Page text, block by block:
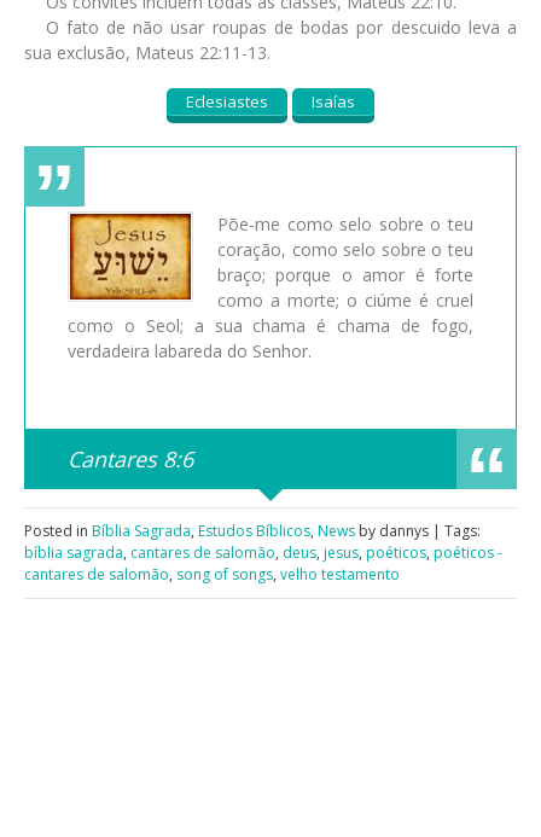
O fato de não usar roupas de bodas por descuido leva a
sua exclusão, Mateus 22:11-13.
Eclesiastes Isaías
Põe-me como selo sobre o teu
coração, como selo sobre o teu
braço; porque o amor é forte
como a morte; o ciúme é cruel
como o Seol; a sua chama é chama de fogo,
verdadeira labareda do Senhor.
Cantares 8:6
Posted in Bíblia Sagrada, Estudos Bíblicos, News by dannys | Tags:
bíblia sagrada, cantares de salomão, deus, jesus, poéticos, poéticos -
cantares de salomão, song of songs, velho testamento